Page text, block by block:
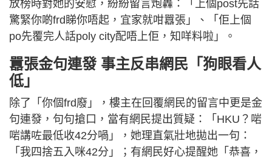
放榜時對她的安慰，紛紛留言炮轟：「上個post先話
驚緊你啲frd睇你唔起，宜家就咁囂張」、「佢上個
po先覆完人話poly city配唔上佢，知咩料啦」。
囂張金句連發 事主反串網民「狗眼看人
低」
除了「你個frd廢」，樓主在回覆網民的留言中更是金
句連發，句句搶口，當有網民提出質疑：「HKU？啱
啱講咗最低收42分喎」，她理直氣壯地拋出一句：
「我四捨五入咪42分」；有網民好心提醒她「恭喜，